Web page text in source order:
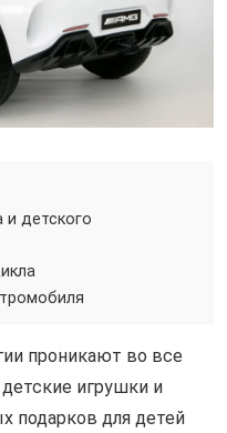
и детского
проникают во все
игрушки и
подарков для детей